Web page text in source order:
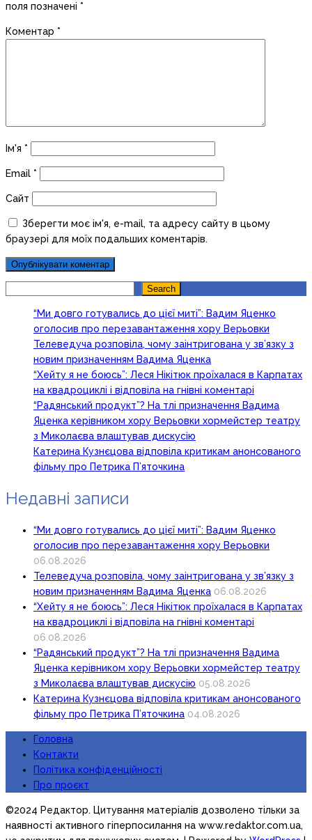
поля позначені *
Коментар *
Ім'я *
Email *
Сайт
Зберегти моє ім'я, e-mail, та адресу сайту в цьому
браузері для моїх подальших коментарів.
Search
“Ми довго готувались до цієї миті”: Вадим Яценко
оголосив про перезавантаження хору Верьовки
Телеведуча розповіла, чому заінтригована у зв’язку з
новим призначенням Вадима Яценка
“Хейту я не боюсь”: Леся Нікітюк проїхалася в Карпатах
на квадроциклі і відповіла на гнівні коментарі
“Радянський продукт”? На тлі призначення Вадима
Яценка керівником хору Верьовки хормейстер театру
з Миколаєва влаштував дискусію
Катерина Кузнєцова відповіла критикам анонсованого
фільму про Петрика П’яточкина
Недавні записи
“Ми довго готувались до цієї миті”: Вадим Яценко
оголосив про перезавантаження хору Верьовки
06.08.2026
Телеведуча розповіла, чому заінтригована у зв’язку з
новим призначенням Вадима Яценка 06.08.2026
“Хейту я не боюсь”: Леся Нікітюк проїхалася в Карпатах
на квадроциклі і відповіла на гнівні коментарі
06.08.2026
“Радянський продукт”? На тлі призначення Вадима
Яценка керівником хору Верьовки хормейстер театру
з Миколаєва влаштував дискусію 05.08.2026
Катерина Кузнєцова відповіла критикам анонсованого
фільму про Петрика П’яточкина 04.08.2026
Головна
Контакти
Політика конфіденційності
Про проєкт
©2024 Редактор. Цитування матеріалів дозволено тільки за
наявності активного гіперпосилання на www.redaktor.com.ua,